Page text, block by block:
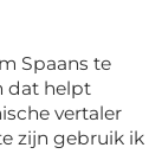
Spaans te
dat helpt
vertaler
zijn gebruik ik